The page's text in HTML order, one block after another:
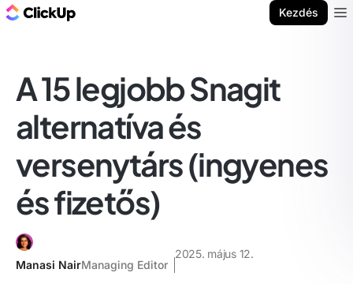
Kezdés
A 15 legjobb Snagit
alternatíva és
versenytárs (ingyenes
és fizetős)
Manasi NairManaging Editor
2025. május 12.